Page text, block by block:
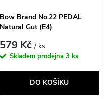
Bow Brand No.22 PEDAL
Natural Gut (E4)
579 Kč/ ks
Skladem prodejna 3 ks
DO KOŠÍKU